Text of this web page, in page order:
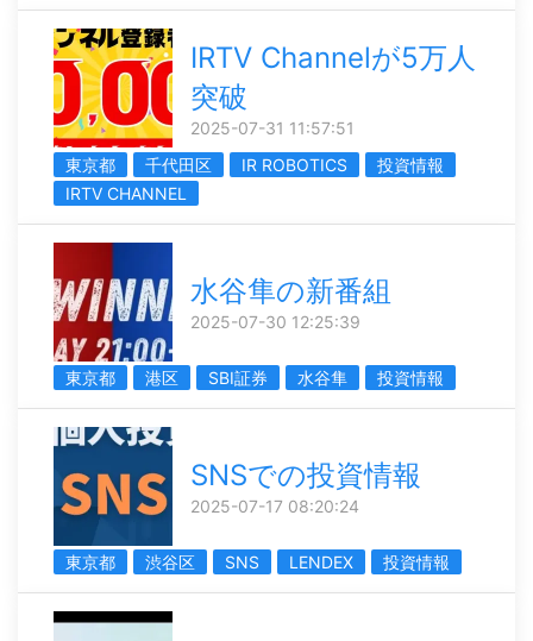
IRTV Channelが5万人
突破
2025-07-31 11:57:51
東京都
千代田区 IR ROBOTICS
投資情報
IRTV CHANNEL
水谷隼の新番組
2025-07-30 12:25:39
東京都 港区 SBI証券 水谷隼 投資情報
SNSでの投資情報
2025-07-17 08:20:24
東京都 渋谷区 SNS LENDEX 投資情報